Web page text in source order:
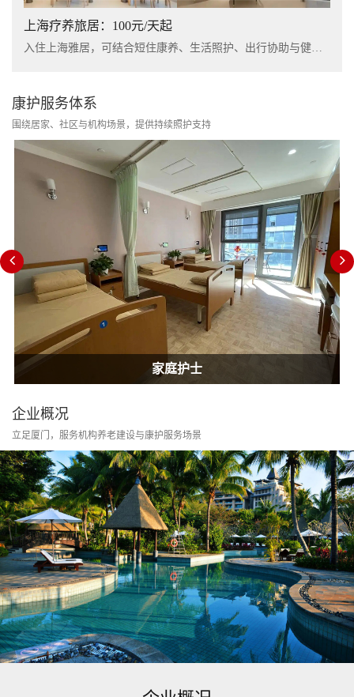
上海疗养旅居：100元/天起
康护服务体系
围绕居家、社区与机构场景，提供持续照护支持
居家康护
家庭护士
居家康护
家庭护士
企业概况
立足厦门，服务机构养老建设与康护服务场景